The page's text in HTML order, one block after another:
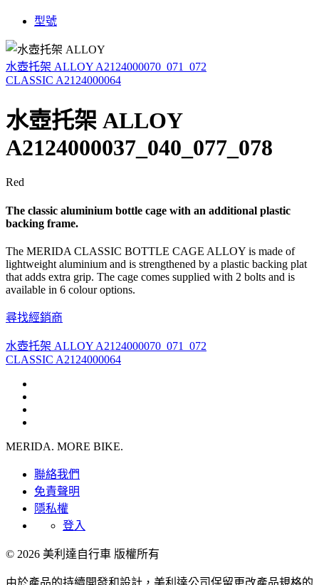
型號
水壺托架 ALLOY A2124000070_071_072
CLASSIC A2124000064
水壺托架 ALLOY
A2124000037_040_077_078
Red
The classic aluminium bottle cage with an additional plastic
backing frame.
The MERIDA CLASSIC BOTTLE CAGE ALLOY is made of
lightweight aluminium and is strengthened by a plastic backing plat
that adds extra grip. The cage comes supplied with 2 bolts and is
available in 6 colour options.
尋找經銷商
水壺托架 ALLOY A2124000070_071_072
CLASSIC A2124000064
MERIDA. MORE BIKE.
聯絡我們
免責聲明
隱私權
登入
© 2026 美利達自行車 版權所有
由於產品的持續開發和設計，美利達公司保留更改產品規格的